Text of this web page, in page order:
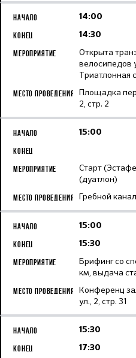
14:00
14:30
Открыта
велосипедов
Триатлонная
Площадка
2, стр. 2
15:00
Старт
(дуатлон)
Гребной
15:00
15:30
Брифинг со
км, выдача
Конференц
ул., 2, стр. 31
15:30
17:30